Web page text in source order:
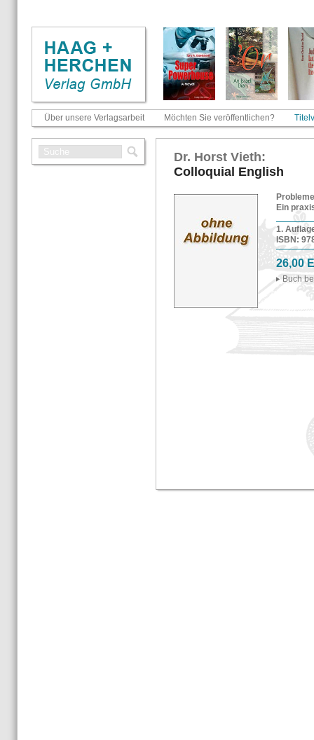
Über unsere Verlagsarbeit Möchten Sie veröffentlichen?
Dr. Horst Vieth:
Col­lo­qui­al Eng­lish
Ein
1.
ISBN:
26,00
Buch